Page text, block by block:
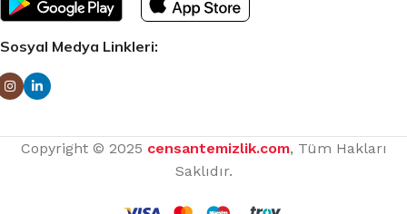
Sosyal Medya Linkleri:
Copyright © 2025 censantemizlik.com, Tüm Hakları
Saklıdır.